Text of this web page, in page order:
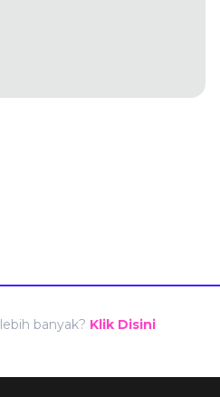
lebih banyak? Klik Disini